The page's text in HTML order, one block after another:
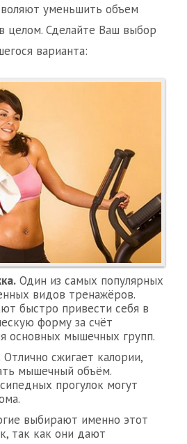
уменьшить объем
целом. Сделайте Ваш выбор
варианта:
Один из самых популярных
видов тренажёров.
быстро привести себя в
форму за счёт
основных мышечных групп.
Отлично сжигает калории,
мышечный объём.
прогулок могут
выбирают именно этот
так как они дают